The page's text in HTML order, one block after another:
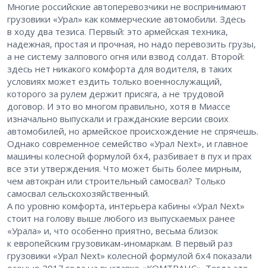
Многие российские автоперевозчики не воспринимают
грузовики «Урал» как коммерческие автомобили. Здесь
в ходу два тезиса. Первый: ​это армейская техника,
надежная, простая и прочная, но надо перевозить грузы,
а не систему залпового огня или взвод солдат. Второй: ​
здесь нет никакого комфорта для водителя, в таких
условиях может ездить только военнослужащий,
которого за рулем держит присяга, а не трудовой
договор. И это во многом правильно, хотя в Миассе
изначально выпускали и гражданские версии своих
автомобилей, но армейское происхождение ​не спрячешь.
Однако современное семейство «Урал Next», и главное ​
машины колесной формулой 6х4, разбивает в пух и прах
все эти утверждения. Что может быть более мирным,
чем автокран или строительный самосвал? Только
самосвал сельскохозяйственный.
А по уровню комфорта, интерьера кабины «Урал Next»
стоит на голову выше любого из выпускаемых ранее
«Урала» и, что особенно приятно, ​весьма близок
к европейским грузовикам-иномаркам. В первый раз
грузовики «Урал Next» колесной формулой 6х4 показали